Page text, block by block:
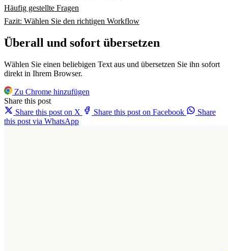
Häufig gestellte Fragen
Fazit: Wählen Sie den richtigen Workflow
Überall und sofort übersetzen
Wählen Sie einen beliebigen Text aus und übersetzen Sie ihn sofort
direkt in Ihrem Browser.
Zu Chrome hinzufügen
Share this post
Share this post on X
Share this post on Facebook
Share
this post via WhatsApp